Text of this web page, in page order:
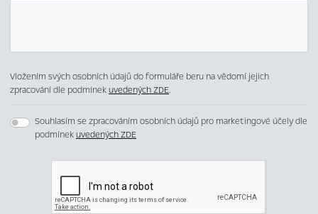
Vložením svých osobních údajů do formuláře beru na vědomí jejich
zpracování dle podmínekuvedených ZDE.
Souhlasím se zpracováním osobních údajů pro marketingové účely dle
podmínekuvedených ZDE